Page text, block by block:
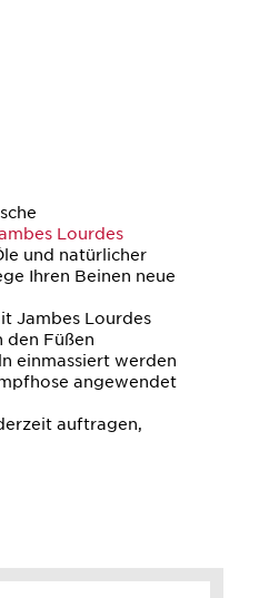
Lourdes
und natürlicher
Ihren Beinen neue
Jambes Lourdes
den Füßen
einmassiert werden
angewendet
auftragen,